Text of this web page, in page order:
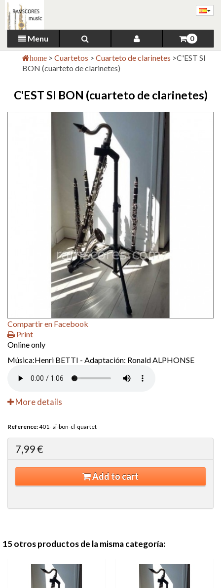
Menu 0
home > Cuartetos > Cuarteto de clarinetes >C'EST SI
BON (cuarteto de clarinetes)
C'EST SI BON (cuarteto de clarinetes)
Compartir en Facebook
Print
Online only
Música:Henri BETTI - Adaptación: Ronald ALPHONSE
More details
Reference:401- si-bon-cl-quartet
7,99 €
Add to cart
15 otros productos de la misma categoría: